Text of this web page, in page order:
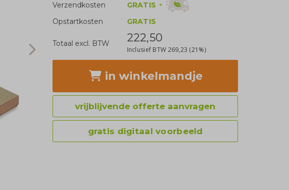
Verzendkosten
GRATIS +
Opstartkosten
GRATIS
Totaal excl. BTW 222,50
Inclusief BTW 269,23 (21%)
in winkelmandje
vrijblijvende offerte aanvragen
gratis digitaal voorbeeld